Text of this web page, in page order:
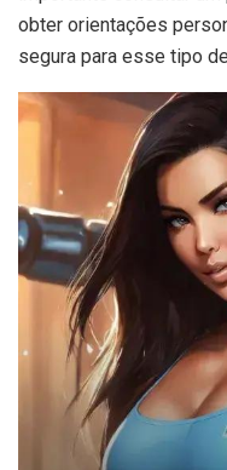
obter orientações
segura para esse tipo